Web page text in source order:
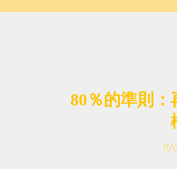
80％的準則